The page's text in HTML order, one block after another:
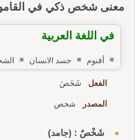
معنى شخص ذكي في
في اللغة العربية
أقنوم جسد الانسان
الفعل شَخَصَ
المصدر شخص
شَخْصٌ : (جامد)